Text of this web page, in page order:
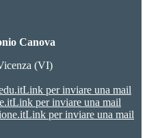
Canova
(VI)
Link per inviare una mail
Link per inviare una mail
Link per inviare una mail